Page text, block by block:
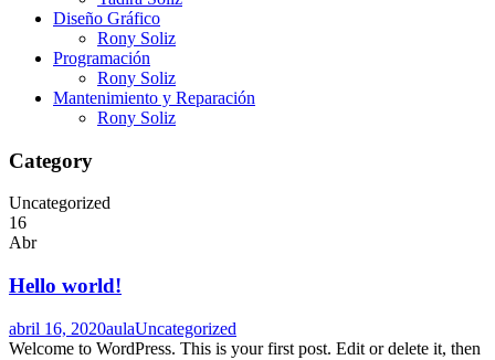
Diseño Gráfico
Rony Soliz
Programación
Rony Soliz
Mantenimiento y Reparación
Rony Soliz
Category
Uncategorized
16
Abr
Hello world!
abril 16, 2020aulaUncategorized
Welcome to WordPress. This is your first post. Edit or delete it, then